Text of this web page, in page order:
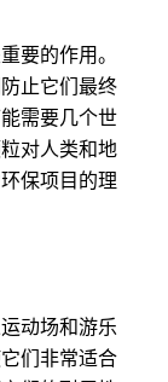
要的作用。
止它们最终
需要几个世
对人类和地
保项目的理
动场和游乐
们非常适合